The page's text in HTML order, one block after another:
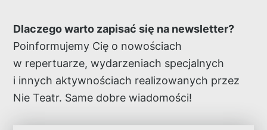
Dlaczego warto zapisać się na newsletter?
Poinformujemy Cię o nowościach
w repertuarze, wydarzeniach specjalnych
i innych aktywnościach realizowanych przez
Nie Teatr. Same dobre wiadomości!